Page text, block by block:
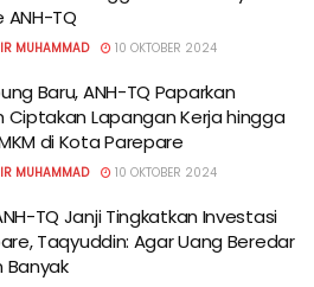
ANH-TQ
MUHAMMAD 10 OKTOBER 2024
Baru, ANH-TQ Paparkan
Ciptakan Lapangan Kerja hingga
di Kota Parepare
MUHAMMAD 10 OKTOBER 2024
TQ Janji Tingkatkan Investasi
Taqyuddin: Agar Uang Beredar
Banyak